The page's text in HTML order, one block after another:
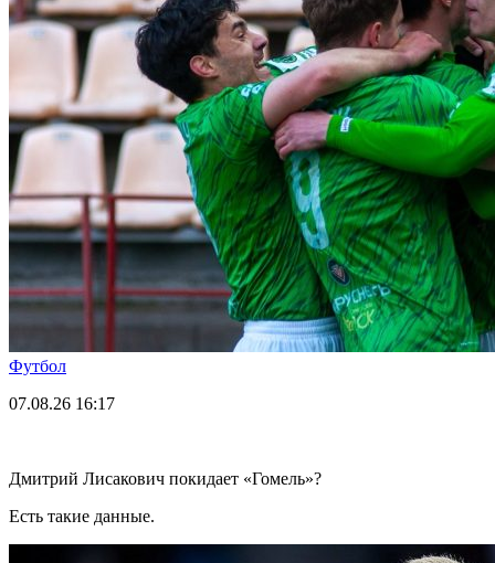
Футбол
07.08.26 16:17
Дмитрий Лисакович покидает «Гомель»?
Есть такие данные.